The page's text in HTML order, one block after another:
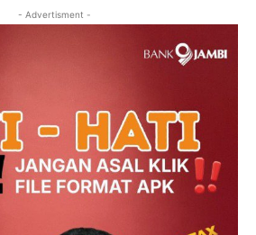
- Advertisment -